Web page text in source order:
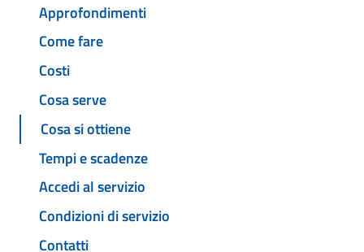
Approfondimenti
Come fare
Costi
Cosa serve
Cosa si ottiene
Tempi e scadenze
Accedi al servizio
Condizioni di servizio
Contatti